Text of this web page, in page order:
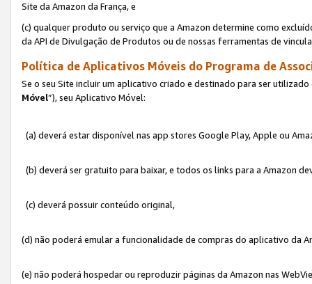
Site da Amazon da França, e
(c) qualquer produto ou serviço que a Amazon determine como
da API de Divulgação de Produtos ou de nossas ferramentas de
Política de Aplicativos Móveis do Programa de
Se o seu Site incluir um aplicativo criado e destinado para ser
Móvel”), seu Aplicativo Móvel:
(a) deverá estar disponível nas app stores Google Play, Apple ou
(b) deverá ser gratuito para baixar, e todos os links para a Amazon
(c) deverá possuir conteúdo original,
(d) não poderá emular a funcionalidade de compras do aplicativo da
(e) não poderá hospedar ou reproduzir páginas da Amazon nas